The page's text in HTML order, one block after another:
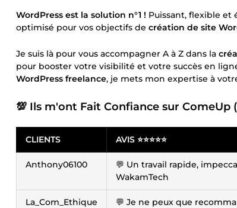
WordPress est la solution n°1 ! Puissant, flexible et
optimisé pour vos objectifs de création de site
Je suis là pour vous accompagner A à Z dans la
pour booster votre visibilité et votre succès en
WordPress freelance, je mets mon expertise à
💯 Ils m'ont Fait Confiance sur ComeUp
CLIENTS AVIS ⭐⭐⭐⭐⭐
Anthony06100
💬 Un travail rapide,
WakamTech
La_Com_Ethique
💬 Je ne peux que